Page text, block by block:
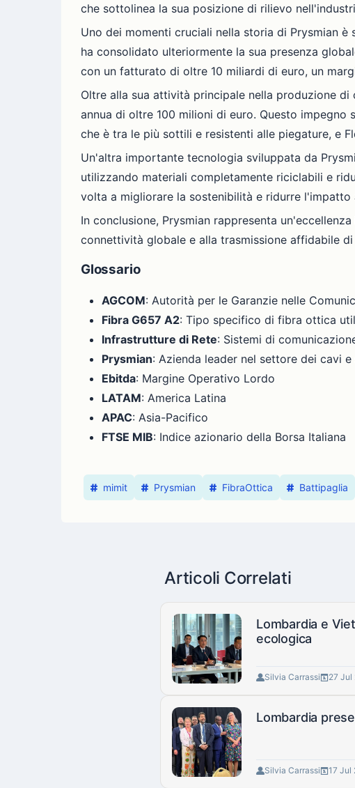
che sottolinea la sua posizione di rilievo
Uno dei momenti cruciali nella storia di Prysmian
ha consolidato ulteriormente la sua presenza
con un fatturato di oltre 10 miliardi di euro, un
Oltre alla sua attività principale nella produzione
annua di oltre 100 milioni di euro. Questo
che è tra le più sottili e resistenti alle piegature, e
Un'altra importante tecnologia sviluppata da
utilizzando materiali completamente riciclabili e
volta a migliorare la sostenibilità e ridurre
In conclusione, Prysmian rappresenta
connettività globale e alla trasmissione affidabile
Glossario
AGCOM: Autorità per le Garanzie nelle
Fibra G657 A2: Tipo specifico di fibra ottica
Infrastrutture di Rete: Sistemi di
Prysmian: Azienda leader nel settore dei cavi
Ebitda: Margine Operativo Lordo
LATAM: America Latina
APAC: Asia-Pacifico
FTSE MIB: Indice azionario della Borsa Italiana
mimit Prysmian FibraOttica Battipaglia
Articoli Correlati
Lombardia e
ecologica
Silvia Carrassi 27 Jul
Lombardia
Silvia Carrassi 17 Jul